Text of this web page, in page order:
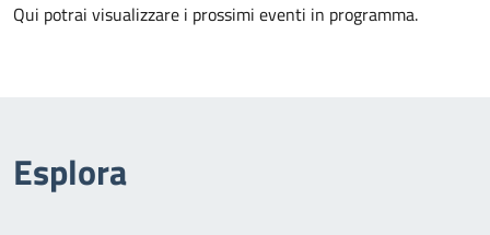
Qui potrai visualizzare i prossimi eventi in programma.
Esplora